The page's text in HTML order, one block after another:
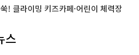
! 클라이밍 키즈카페·어린이 체력장
스